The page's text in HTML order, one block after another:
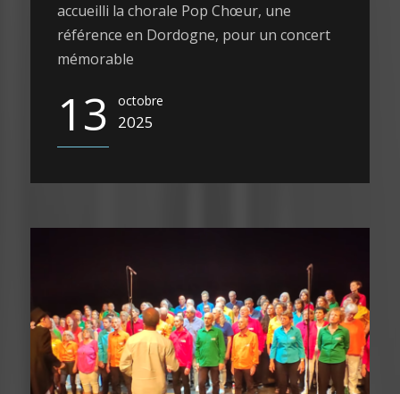
accueilli la chorale Pop Chœur, une
référence en Dordogne, pour un concert
mémorable
13 octobre
2025